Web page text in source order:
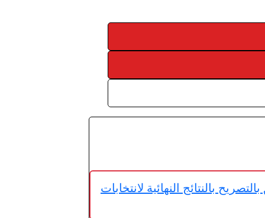
المستقلة للانتخابات عدد 539 لسنة 2024 مؤرخ في 03 أفريل 2024 يتعلق بالتصريح بالنتائج النهائية لانتخابات